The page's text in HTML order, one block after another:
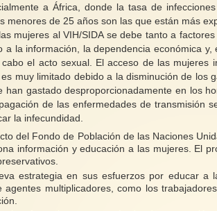
a África, donde la tasa de
de 25 años son las que están más
mujeres al VIH/SIDA se debe tanto a
la información, la dependencia económica y,
el acto sexual. El acceso de las mujeres
muy limitado debido a la disminución de los
han gastado desproporcionadamente en los
de las enfermedades de transmisión
la infecundidad.
del Fondo de Población de las Naciones
información y educación a las mujeres. El
estrategia en sus esfuerzos por educar a
agentes multiplicadores, como los